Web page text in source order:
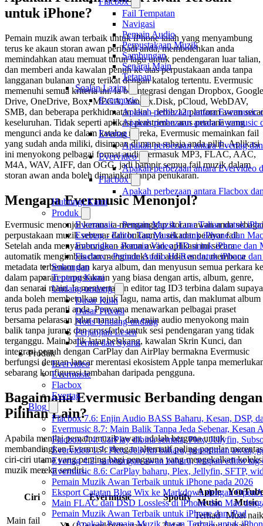
Fail Tempatan
Navigasi
Pemain Audio
Perpustakaan Muzik
Sambungan
Senarai Main
Tetapan
Soalan Lazim
Evermusic
Apakah perbezaan antara Evermusic
Apakah perbezaan antara Evermusic
Evertag
Apakah perbezaan antara Evertag
Evervideo
Apakah perbezaan antara Evervideo
Flacbox
Apakah perbezaan antara Flacbox
Hubungi Kami
Produk
Evermusic - Pemain Muzik Luar Talian untuk
Evertag - Editor Tag Muzik untuk iPhone dan Mac
Evervideo - Pemain Video HD untuk iPhone dan
Flacbox - Pemain Audio Hi-Res untuk iPhone
Sokongan
Tentang Kami
Undang-undang
Dasar Kuki
Dasar Privasi
Notis Undang-undang
Perjanjian Lesen
Terma dan Syarat
Produk
Evervideo
Evermusic
Flacbox
Evertag
Blog
Flacbox 7.6: Enjin Audio BASS Baharu, Kesan, DSP,
Evermusic 8.7: Main Balik Tanpa Jeda Sebenar, Kesan
Flacbox 7.4: CarPlay dibina semula, Plex, Jellyfin,
Evervideo 1.7: Plex, Jellyfin baharu, penstriman awan,
Evertag 4.2: sambungan awan baharu, tetapan editor tag
Evermusic 8.6: CarPlay baharu, Plex, Jellyfin, SFTP,
Pemain Muzik Awan Terbaik untuk iPhone pada 2026
Eksport Catatan Blog Wix ke Markdown dengan
Main FLAC dan DSD Lossless di iPhone dan Mac
Pemain Muzik Awan Terbaik untuk iPhone dan iPad
Apakah Pemain Muzik Awan Terbaik untuk
untuk iPhone?
Pemain muzik awan terbaik untuk iPhone ialah yang menyambung
terus ke akaun storan awan peribadi anda, membolehkan anda
memindahkan atau memuat turun lagu untuk pendengaran luar talian,
dan memberi anda kawalan penuh ke atas perpustakaan anda tanpa
langganan bulanan yang terikat dengan katalog tertentu. Evermusic
memenuhi semua kriteria ini. Ia berintegrasi dengan Dropbox, Google
Drive, OneDrive, Box, MEGA, Yandex.Disk, pCloud, WebDAV,
SMB, dan beberapa perkhidmatan lain – lebih 12 platform awan
keseluruhan. Tidak seperti aplikasi penstriman arus perdana yang
mengunci anda ke dalam katalog mereka, Evermusic memainkan fail
yang sudah anda miliki, disimpan di mana sahaja anda pilih. Aplikasi
ini menyokong pelbagai format audio termasuk MP3, FLAC, AAC,
M4A, WAV, AIFF, dan OGG, jadi hampir semua fail muzik dalam
storan awan anda boleh dimainkan tanpa penukaran.
Mengapa Evermusic Menonjol?
Evermusic menonjol kerana ia menganggap storan awan anda sebagai
perpustakaan muzik sebenar dan bukannya sekadar pelayar fail.
Setelah anda menyambungkan akaun awan, aplikasi ini secara
automatik mengimbas dan mengindeks fail audio anda, membaca
metadata terbenam dan karya album, dan menyusun semua perkara ke
dalam paparan perpustakaan yang biasa dengan artis, album, genre,
dan senarai main. Ia menyertakan editor tag ID3 terbina dalam supaya
anda boleh membetulkan tajuk lagu, nama artis, dan maklumat album
terus pada peranti anda. Penyama menawarkan pelbagai praset
bersama pelarasan jalur manual, dan enjin audio menyokong main
balik tanpa jurang dan crossfade untuk sesi pendengaran yang tidak
terganggu. Main balik latar belakang, kawalan Skrin Kunci, dan
integrasi penuh dengan CarPlay dan AirPlay bermakna Evermusic
berfungsi dengan lancar merentasi ekosistem Apple tanpa
sebarang konfigurasi tambahan daripada pengguna.
Bagaimana Evermusic Berbanding dengan
Pilihan Lain?
Apabila menilai pemain muzik awan, adalah berguna untuk
membandingkan Evermusic dengan alternatif paling popular merentas
ciri-ciri utama yang penting bagi pengguna yang mengekalkan
muzik mereka sendiri.
Ciri Evermusic Spotify
Apple
Music
Music
Main fail
Terhad Muat naik